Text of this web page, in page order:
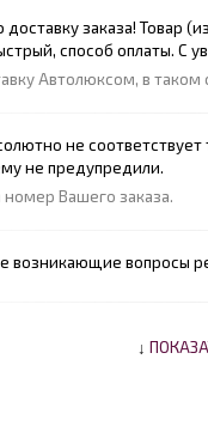
заказа! Товар
способ оплаты. С
Автолюксом, в таком
не
не предупредили.
Вашего заказа.
возникающие вопросы
↓